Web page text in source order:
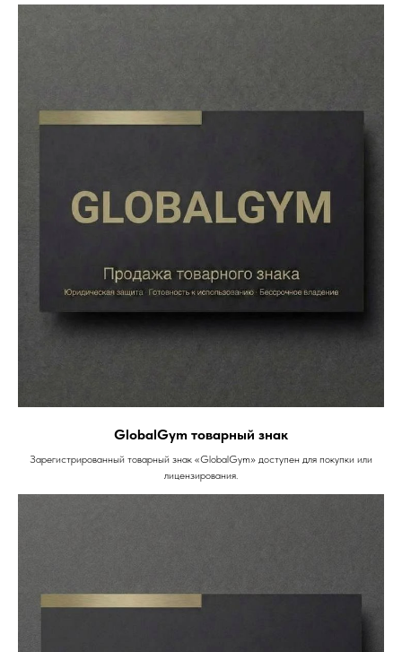
GlobalGym товарный знак
Зарегистрированный товарный знак «GlobalGym» доступен для покупки или
лицензирования.